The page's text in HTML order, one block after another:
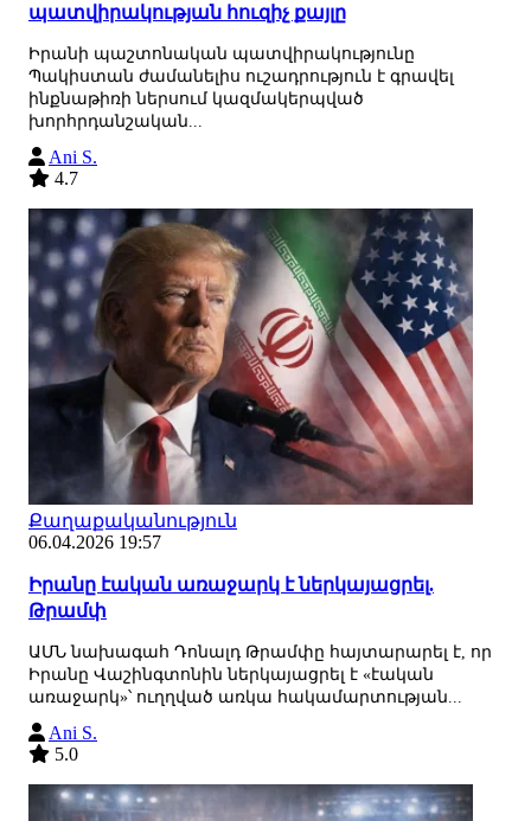
պատվիրակության հուզիչ քայլը
Իրանի պաշտոնական պատվիրակությունը
Պակիստան ժամանելիս ուշադրություն է գրավել
ինքնաթիռի ներսում կազմակերպված
խորհրդանշական...
Ani S.
4.7
Քաղաքականություն
06.04.2026 19:57
Իրանը էական առաջարկ է ներկայացրել.
Թրամփ
ԱՄՆ նախագահ Դոնալդ Թրամփը հայտարարել է, որ
Իրանը Վաշինգտոնին ներկայացրել է «էական
առաջարկ»՝ ուղղված առկա հակամարտության...
Ani S.
5.0